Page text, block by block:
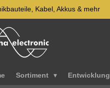
Kabel, Akkus & mehr
Sortiment Entwicklung